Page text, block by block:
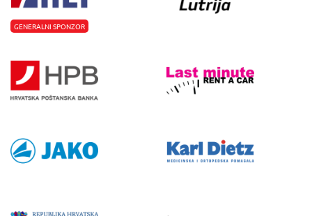
GENERALNI SPONZOR